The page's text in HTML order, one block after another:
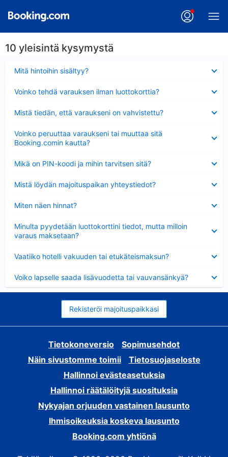
10 yleisintä kysymystä
Mitä hintoihin sisältyy?
Voinko tehdä varauksen ilman luottokorttia?
Mistä tiedän, että varaukseni on vahvistettu?
Voinko peruuttaa varaukseni tai muuttaa sitä
Booking.comin kautta?
Mikä on PIN-koodi ja mihin tarvitsen sitä?
Mistä löydän majoituspaikan yhteystiedot?
Miten näen hinnat?
Minulta pyydetään luottokorttini tiedot, mutta milloin
varaus maksetaan?
Vaatiiko hotelli vakuuden tai etukäteismaksun?
Voiko lapselle saada lisävuodetta tai vauvansänkyä?
Rekisteröi majoituspaikkasi
Tietokoneversio
Sopimusehdot
Näin sivustomme toimii
Tietosuojaseloste
Hallinnoi evästeasetuksia
Hallinnoi räätälöityjä suosituksia
Nykyajan orjuuden vastainen lausunto
Ihmisoikeuksia koskeva lausunto
Booking.com yhtiönä